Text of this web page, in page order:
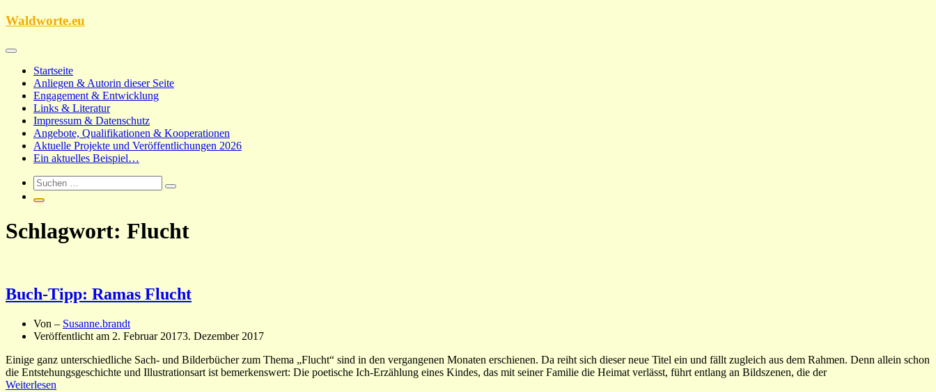
Zum
Waldworte.eu
Startseite
Anliegen & Autorin dieser Seite
Engagement & Entwicklung
Links & Literatur
Impressum & Datenschutz
Angebote, Qualifikationen & Kooperationen
Aktuelle Projekte und Veröffentlichungen 2026
Ein aktuelles Beispiel…
Schlagwort: Flucht
Buch-Tipp: Ramas Flucht
Von – Susanne.brandt
Veröffentlicht am 2. Februar 20173. Dezember 2017
Einige ganz unterschiedliche Sach- und Bilderbücher zum Thema „Flucht“ sind in den vergangenen Monaten erschienen. Da reiht sich dieser neue Titel ein und fällt zugleich aus dem Rahmen. Denn allein schon
die Entstehungsgeschichte und Illustrationsart ist bemerkenswert: Die poetische Ich-Erzählung eines Kindes, das mit seiner Familie die Heimat verlässt, führt entlang an Bildszenen, die der
Weiterlesen